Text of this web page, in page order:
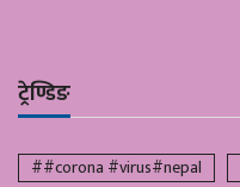
ट्रेण्डिङ
##corona #virus#nepal